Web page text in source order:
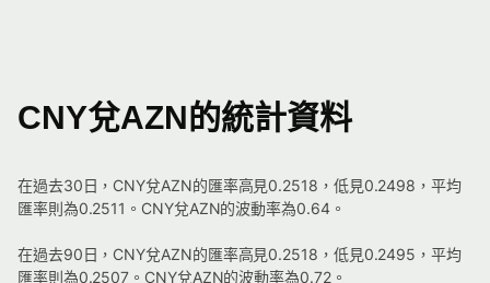
CNY兌AZN的統計資料
在過去30日，CNY兌AZN的匯率高見0.2518，低見0.2498，平均
匯率則為0.2511。CNY兌AZN的波動率為0.64。
在過去90日，CNY兌AZN的匯率高見0.2518，低見0.2495，平均
匯率則為0.2507。CNY兌AZN的波動率為0.72。